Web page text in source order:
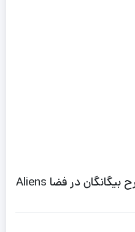
ماگ گیمینگ سرامیکی طرح بیگانگان در فضا Aliens